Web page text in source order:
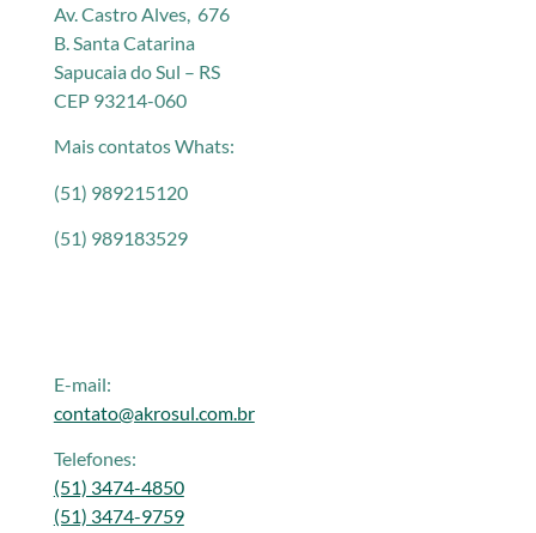
Av. Castro Alves, 676
B. Santa Catarina
Sapucaia do Sul – RS
CEP 93214-060
Mais contatos Whats:
(51) 989215120
(51) 989183529
E-mail:
contato@akrosul.com.br
Telefones:
(51) 3474-4850
(51) 3474-9759